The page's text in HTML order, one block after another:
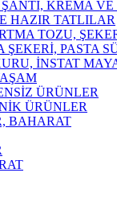
KREMA VE
HAZIR TATLILAR
TOZU,
ŞEKERİ, PASTA
İNSTAT
ÜRÜNLER
ÜRÜNLER
BAHARAT